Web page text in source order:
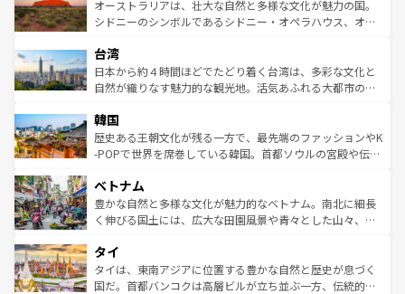
文化が魅力。旅行者はアメリカの各地域で異なる魅力を楽
しみながら、その多様性と豊かな歴史を感じることができ
ならではの贅沢な旅のスタイルだ。 なお、新着のアメリカ
情報はコンテンツ一覧を参照してほしい。
島だが、静かな自然を求めるならマウイ島やカウアイ島が
おすすめ。エメラルドグリーンに輝く海をはじめ、豊かな
れるおもてなしの心で訪れる人々を迎えてくれるハワイの
人々、おいしいローカルフードやハワイアンミュージッ
ク、伝統的なフラダンスなど、すべてがハワイの魅力を彩
ワイを、存分に味わってほしい。 なお、新着のハワイ情報
はコンテンツ一覧を参照してほしい。
オーストラリアは、壮大な自然と多様な文化が魅力の国。
シドニーのシンボルであるシドニー・オペラハウス、オー
リアリーフや大陸中央部にそびえるウルル（エアーズロッ
ク）、タスマニアの美しい原生林やケアンズの熱帯雨林な
ど、見どころがたくさん。また、カフェやワイン、オージ
いる。アクティビティも充実しており、サーフィンやダイ
ビング、ハイキングなど、アウトドア好きにはたまらな
い。オーストラリアの多彩な魅力を存分に味わいつくそ
参照してほしい。
台湾
日本から約４時間ほどでたどり着く台湾は、多彩な文化と
自然が織りなす魅力的な観光地。活気あふれる大都市の台
ン）、静ひつな山岳地帯である台湾東部など、都市の喧騒
と山間の静けさが共存しており、訪れる人に新しい発見と
驚きをもたらしてくれる。また、奥深い台湾の食文化も魅
容にもいいと評判のスイーツなど、バラエティ豊かな料理
が味わえる。 なお、新着の台湾情報は コンテンツ一覧を参
照してほしい。
韓国
歴史ある王朝文化が残る一方で、最先端のファッションやK
-POPで世界を席巻している韓国。首都ソウルの宮殿や伝統
き、地方に足を延ばせば四季折々の自然美を楽しむことが
できる。そして、キムチや焼肉、絶品のストリートフード
まで、さまざまな韓国料理が待っている。夜には、韓国な
リティに包まれながら、韓国の多彩な魅力を心ゆくまで味
わってみてほしい。 なお、新着の韓国情報はコンテンツ一
覧を参照してほしい。
ベトナム
豊かな自然と多様な文化が魅力的なベトナム。南北に細長
く伸びる国土には、広大な田園風景や青々とした山々、世
急速な発展と共に伝統が息づく。ハノイの古い町並みやホ
ーチミン市のフランス統治時代の建物も、独特の雰囲気を
醸し出している。また、バラエティの豊かさとおいしさで
タイ
タイは、東南アジアに位置する豊かな自然と歴史が息づく
国だ。首都バンコクは高層ビルが立ち並ぶ一方、伝統的な